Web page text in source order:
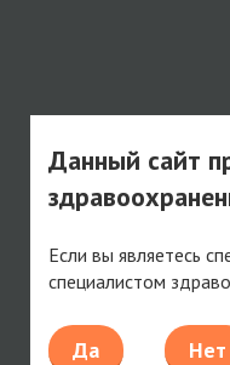
Данный сайт
Если вы являетесь
специалистом
Да Нет